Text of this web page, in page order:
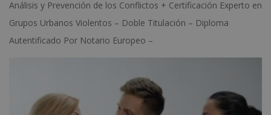
Análisis y Prevención de los Conflictos + Certificación Experto en
Grupos Urbanos Violentos – Doble Titulación – Diploma
Autentificado Por Notario Europeo –